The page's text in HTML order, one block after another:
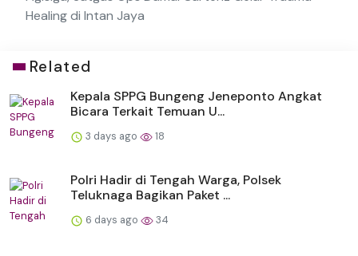
Healing di Intan Jaya
Related
Kepala SPPG Bungeng Jeneponto Angkat
Bicara Terkait Temuan U...
3 days ago 18
Polri Hadir di Tengah Warga, Polsek
Teluknaga Bagikan Paket ...
6 days ago 34